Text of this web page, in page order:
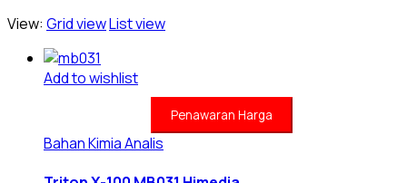
View: Grid viewList view
Add to wishlist
Penawaran Harga
Bahan Kimia Analis